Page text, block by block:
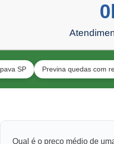
0
Previna quedas com redes
Qual é o preço médio de